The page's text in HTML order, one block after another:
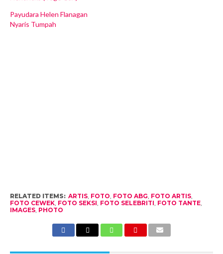
Payudara Helen Flanagan
Nyaris Tumpah
RELATED ITEMS: ARTIS, FOTO FOTO ABG FOTO ARTIS,
FOTO CEWEK, FOTO SEKSI FOTO SELEBRITI FOTO TANTE,
IMAGES, PHOTO